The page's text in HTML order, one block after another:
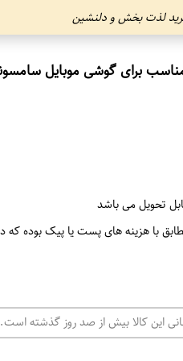
لذت بخش و دلنشین
تحویل می باشد
با هزینه های پست یا پیک بوده
این کالا بیش از صد روز گذشته